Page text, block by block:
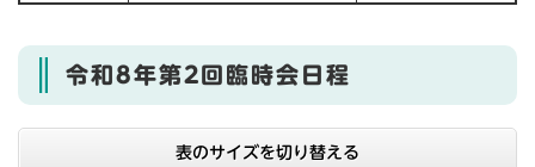
令和8年第2回臨時会日程
表のサイズを切り替える